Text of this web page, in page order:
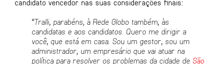
candidato vencedor nas suas considerações finais:
“Tralli, parabéns, à Rede Globo também, às
candidatas e aos candidatos. Quero me dirigir a
você, que está em casa. Sou um gestor, sou um
administrador, um empresário que vai atuar na
política para resolver os problemas da cidade de São